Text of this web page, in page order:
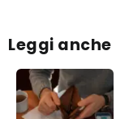
Leggi anche